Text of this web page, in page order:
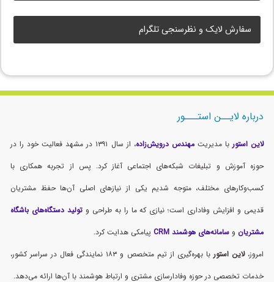
سفارش لایک و نظرسنجی تلگرام